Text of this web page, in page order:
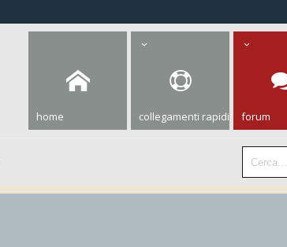
home collegamenti rapidi forum